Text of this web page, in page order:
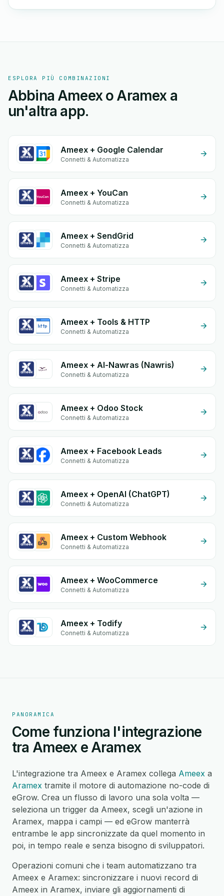
ESPLORA PIÙ COMBINAZIONI
Abbina Ameex o Aramex a
un'altra app.
Ameex + Google Calendar
Connetti & Automatizza
Ameex + YouCan
Connetti & Automatizza
Ameex + SendGrid
Connetti & Automatizza
Ameex + Stripe
Connetti & Automatizza
Ameex + Tools & HTTP
Connetti & Automatizza
Ameex + Al-Nawras (Nawris)
Connetti & Automatizza
Ameex + Odoo Stock
Connetti & Automatizza
Ameex + Facebook Leads
Connetti & Automatizza
Ameex + OpenAI (ChatGPT)
Connetti & Automatizza
Ameex + Custom Webhook
Connetti & Automatizza
Ameex + WooCommerce
Connetti & Automatizza
Ameex + Todify
Connetti & Automatizza
PANORAMICA
Come funziona l'integrazione
tra Ameex e Aramex
L'integrazione tra Ameex e Aramex collega Ameex a
Aramex tramite il motore di automazione no-code di
eGrow. Crea un flusso di lavoro una sola volta —
seleziona un trigger da Ameex, scegli un'azione in
Aramex, mappa i campi — ed eGrow manterrà
entrambe le app sincronizzate da quel momento in
poi, in tempo reale e senza bisogno di sviluppatori.
Operazioni comuni che i team automatizzano tra
Ameex e Aramex: sincronizzare i nuovi record di
Ameex in Aramex, inviare gli aggiornamenti di